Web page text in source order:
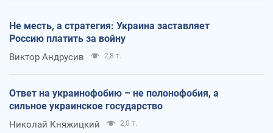
Не месть, а стратегия: Украина заставляет
Россию платить за войну
Виктор Андрусив 2,8 т.
Ответ на украинофобию – не полонофобия, а
сильное украинское государство
Николай Княжицкий 2,0 т.